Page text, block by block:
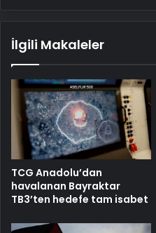
İlgili Makaleler
TCG Anadolu’dan
havalanan Bayraktar
TB3’ten hedefe tam isabet